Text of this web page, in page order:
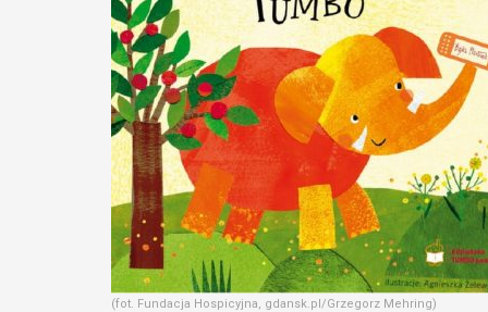
(fot. Fundacja Hospicyjna, gdansk.pl/Grzegorz Mehring)